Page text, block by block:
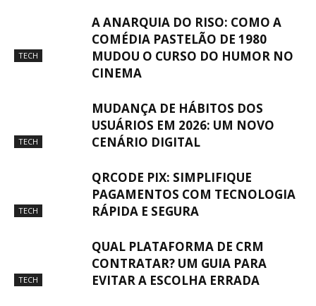
TECH
A ANARQUIA DO RISO: COMO A
COMÉDIA PASTELÃO DE 1980
MUDOU O CURSO DO HUMOR NO
CINEMA
TECH
MUDANÇA DE HÁBITOS DOS
USUÁRIOS EM 2026: UM NOVO
CENÁRIO DIGITAL
TECH
QRCODE PIX: SIMPLIFIQUE
PAGAMENTOS COM TECNOLOGIA
RÁPIDA E SEGURA
TECH
QUAL PLATAFORMA DE CRM
CONTRATAR? UM GUIA PARA
EVITAR A ESCOLHA ERRADA